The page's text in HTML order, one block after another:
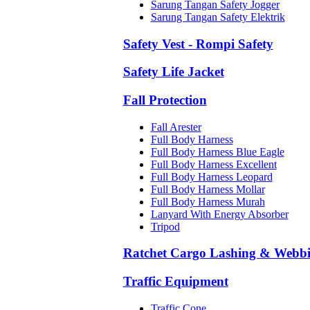
Sarung Tangan Safety Jogger
Sarung Tangan Safety Elektrik
Safety Vest - Rompi Safety
Safety Life Jacket
Fall Protection
Fall Arester
Full Body Harness
Full Body Harness Blue Eagle
Full Body Harness Excellent
Full Body Harness Leopard
Full Body Harness Mollar
Full Body Harness Murah
Lanyard With Energy Absorber
Tripod
Ratchet Cargo Lashing &
Traffic Equipment